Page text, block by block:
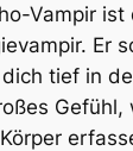
Vampir ist
Er
tief in
Gefühl,